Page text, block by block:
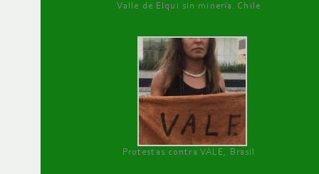
Valle de Elqui sin minería. Chile
Protestas contra VALE, Brasil